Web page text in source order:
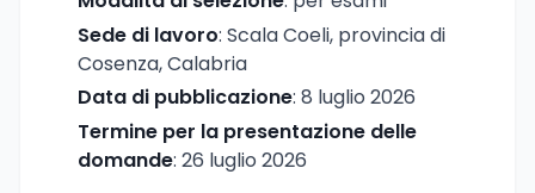
Sede di lavoro: Scala Coeli, provincia di
Cosenza, Calabria
Data di pubblicazione: 8 luglio 2026
Termine per la presentazione delle
domande: 26 luglio 2026